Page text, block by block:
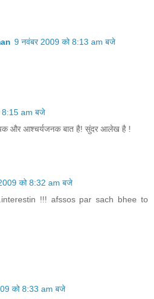
9 नवंबर 2009 को 8:13 am बजे
8:15 am बजे
और आश्चर्यजनक बात है! सुंदर आलेख है !
को 8:32 am बजे
!!! afssos par sach bhee to
को 8:33 am बजे